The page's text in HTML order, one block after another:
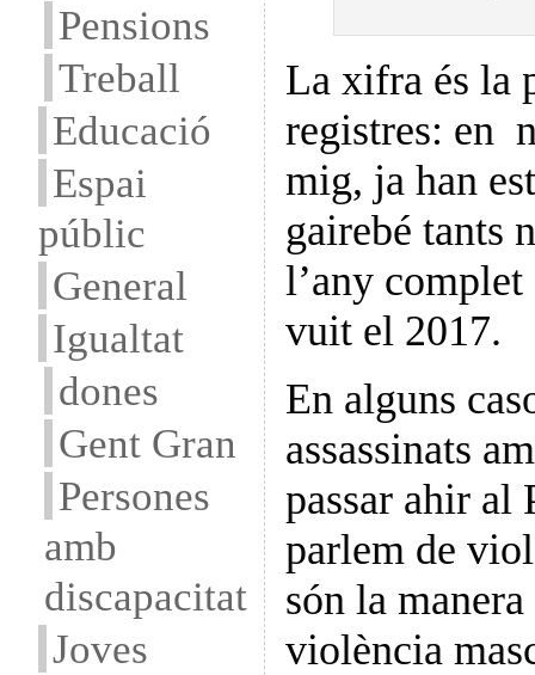
Pensions
Treball
Educació
Espai
públic
General
Igualtat
dones
Gent Gran
Persones
amb
discapacitat
Joves
La xifra és la
registres: en
mig, ja han
gairebé tants
l’any
vuit el 2017.
En alguns
assassinats
passar ahir al
parlem de
són la
violència